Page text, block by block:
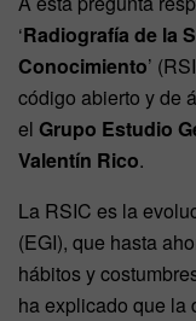
‘Radiografía de la
Conocimiento’
código abierto y de
el Grupo Estudio
Valentín Rico.
La RSIC es la
(EGI), que hasta
hábitos y
ha explicado que la